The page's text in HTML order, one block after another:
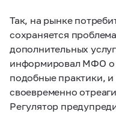
Так, на рынке
сохраняется
дополнительных
информировал МФО о
подобные практики,
своевременно
Регулятор